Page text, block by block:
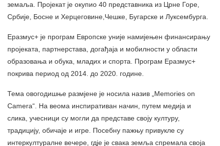
земаља. Пројекат је окупио 40 представника из Црне Горе,
Србије, Босне и Херцеговине,Чешке, Бугарске и Луксембурга.
Еразмус+ је програм Европске уније намијењен финансирању
пројеката, партнерстава, догађаја и мобилности у области
образовања и обука, младих и спорта. Програм Еразмус+
покрива период од 2014. до 2020. године.
Тема овогодишње размјене је носила назив „Memories on
Camera“. На веома инспиративан начин, путем медија и
слика, учесници су могли да представе своју културу,
традицију, обичаје и игре. Посебну пажњу привукле су
интеркултуралне вечере, гдје је свака земља спремала своја